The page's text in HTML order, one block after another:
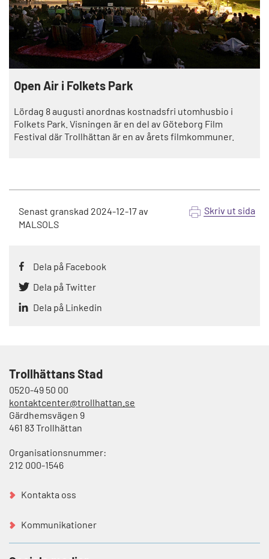
Open Air i Folkets Park
Lördag 8 augusti anordnas kostnadsfri utomhusbio i
Folkets Park. Visningen är en del av Göteborg Film
Festival där Trollhättan är en av årets filmkommuner.
Senast granskad 2024-12-17av
MALSOLS
Skriv ut sida
Dela på Facebook
Dela på Twitter
Dela på Linkedin
Trollhättans Stad
0520-49 50 00
kontaktcenter@trollhattan.se
Gärdhemsvägen 9
461 83 Trollhättan
Organisationsnummer:
212 000-1546
Kontakta oss
Kommunikationer